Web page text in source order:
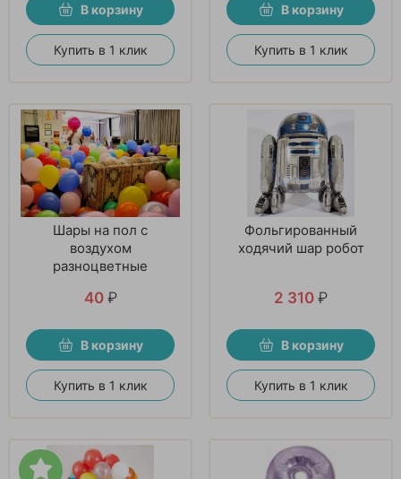
В корзину
Купить в 1 клик
В корзину
Купить в 1 клик
Шары на пол с
воздухом
разноцветные
40 ₽
В корзину
Купить в 1 клик
Фольгированный
ходячий шар робот
2 310 ₽
В корзину
Купить в 1 клик